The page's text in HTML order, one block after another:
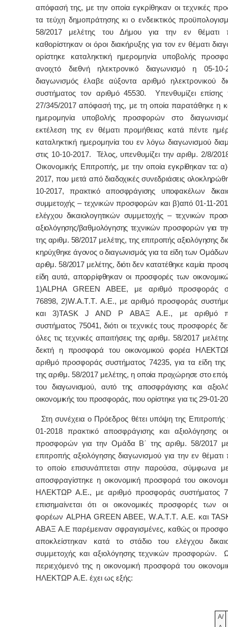
απόφασή της, με την οποία εγκρίθηκαν οι τεχνικές
τα τεύχη δημοπράτησης κι ο ενδεικτικός
58/2017 μελέτης του Δήμου για την εν θέματι
καθορίστηκαν οι όροι διακήρυξης για τον εν θέματι
ορίστηκε καταληκτική ημερομηνία υποβολής
ανοιχτό διεθνή ηλεκτρονικό διαγωνισμό η 05-
διαγωνισμός έλαβε αύξοντα αριθμό ηλεκτρονικού
συστήματος τον αριθμό 45530. Υπενθυμίζει επίσης
27/345/2017 απόφασή της, με τη οποία παρατάθηκε η
ημερομηνία υποβολής προσφορών στο
εκτέλεση της εν θέματι προμήθειας κατά πέντε
καταληκτική ημερομηνία του εν λόγω διαγωνισμού
στις 10-10-2017. Τέλος, υπενθυμίζει την αριθμ. 2/8/
Οικονομικής Επιτροπής, με την οποία εγκρίθηκαν τα:
2017, που μετά από διαδοχικές συνεδριάσεις
10-2017, πρακτικό αποσφράγισης υποφακέλων
συμμετοχής – τεχνικών προσφορών και β)από 01-11-
ελέγχου δικαιολογητικών συμμετοχής – τεχνικών
αξιολόγησης/βαθμολόγησης τεχνικών προσφορών για
της αριθμ. 58/2017 μελέτης, της επιτροπής αξιολόγησης
κηρύχθηκε άγονος ο διαγωνισμός για τα είδη των Ομάδων
αριθμ. 58/2017 μελέτης, διότι δεν κατατέθηκε καμία
είδη αυτά, απορρίφθηκαν οι προσφορές των
1)ALPHA GREEN ABEE, με αριθμό προσφοράς
76898, 2)W.A.T.T.A.E., με αριθμό προσφοράς
και 3)TASK J AND P ΑΒΑΞ Α.Ε., με αριθμό
συστήματος 75041, διότι οι τεχνικές τους προσφορές
όλες τις τεχνικές απαιτήσεις της αριθμ. 58/2017
δεκτή η προσφορά του οικονομικού φορέα
αριθμό προσφοράς συστήματος 74235, για τα είδη
της αριθμ. 58/2017 μελέτης, η οποία προχώρησε στο
του διαγωνισμού, αυτό της αποσφράγισης και
οικονομικής του προσφοράς, που ορίστηκε για τις 29-01-
Στη συνέχεια ο Πρόεδρος θέτει υπόψη της
01-2018 πρακτικό αποσφράγισης και αξιολόγησης
προσφορών για την Ομάδα Β΄ της αριθμ. 58/2017
επιτροπής αξιολόγησης διαγωνισμού για την εν θέματι
το οποίο επισυνάπτεται στην παρούσα, σύμφωνα
αποσφραγίστηκε η οικονομική προσφορά του
ΗΛΕΚΤΩΡ Α.Ε., με αριθμό προσφοράς συστήματος
επισημαίνεται ότι οι οικονομικές προσφορές των
φορέων ALPHA GREEN ABEE,W.A.T.T. A.E. και
ΑΒΑΞ Α.Ε παρέμειναν σφραγισμένες, καθώς οι
αποκλείστηκαν κατά το στάδιο του ελέγχου
συμμετοχής και αξιολόγησης τεχνικών προσφορών.
περιεχόμενό της η οικονομική προσφορά του
ΗΛΕΚΤΩΡ Α.Ε. έχει ως εξής:
Α/